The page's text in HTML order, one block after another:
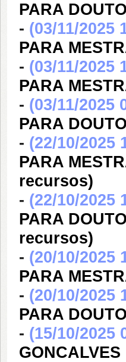
PARA
- (03/11/2025
PARA
- (03/11/2025
PARA
- (03/11/2025
PARA
- (22/10/2025
PARA
recursos)
- (22/10/2025
PARA
recursos)
- (20/10/2025
PARA
- (20/10/2025
PARA
- (15/10/2025
GONCALVES